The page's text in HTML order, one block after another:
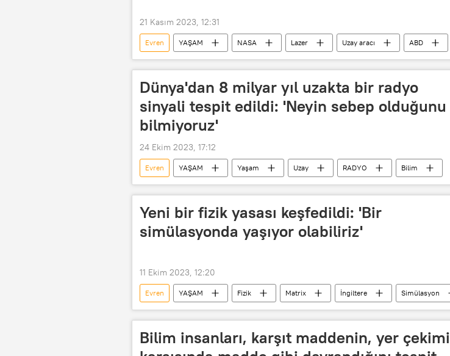
21 Kasım 2023, 12:31
Evren YAŞAM NASA Lazer Uzay aracı ABD
Keşif
Uzay
Dünya'dan 8 milyar yıl uzakta bir radyo
sinyali tespit edildi: 'Neyin sebep olduğunu
bilmiyoruz'
24 Ekim 2023, 17:12
Evren YAŞAM Yaşam Uzay RADYO
Bilim
Avusturalya
Patlama Gezegen Güneş astronomi
Yeni bir fizik yasası keşfedildi: 'Bir
simülasyonda yaşıyor olabiliriz'
11 Ekim 2023, 12:20
Evren YAŞAM Fizik Matrix İngiltere Simülasyon
Bilim insanları, karşıt maddenin, yer çekimi